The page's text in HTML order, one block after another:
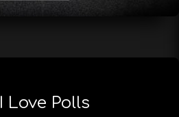
I Love Polls